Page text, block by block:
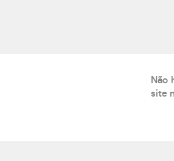
Não
site